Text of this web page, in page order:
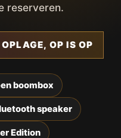
reserveren.
OP IS OP
boombox
speaker
Edition